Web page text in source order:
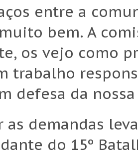
entre a
bem. A
os vejo como
trabalho
defesa da nossa
as demandas
do 15º